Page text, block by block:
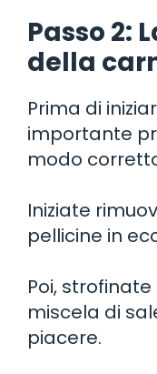
Passo 2:
della
Prima di
importante
modo
Iniziate
pellicine in
Poi,
miscela di
piacere.